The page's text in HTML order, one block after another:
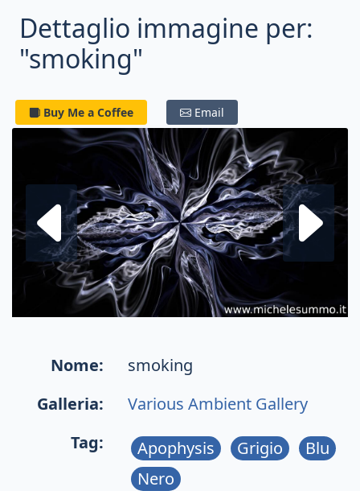
Dettaglio immagine per:
"smoking"
Buy Me a Coffee Email
Frattale
Nome:
smoking
Galleria:
Various Ambient Gallery
Tag:
Apophysis Grigio
Blu
Nero